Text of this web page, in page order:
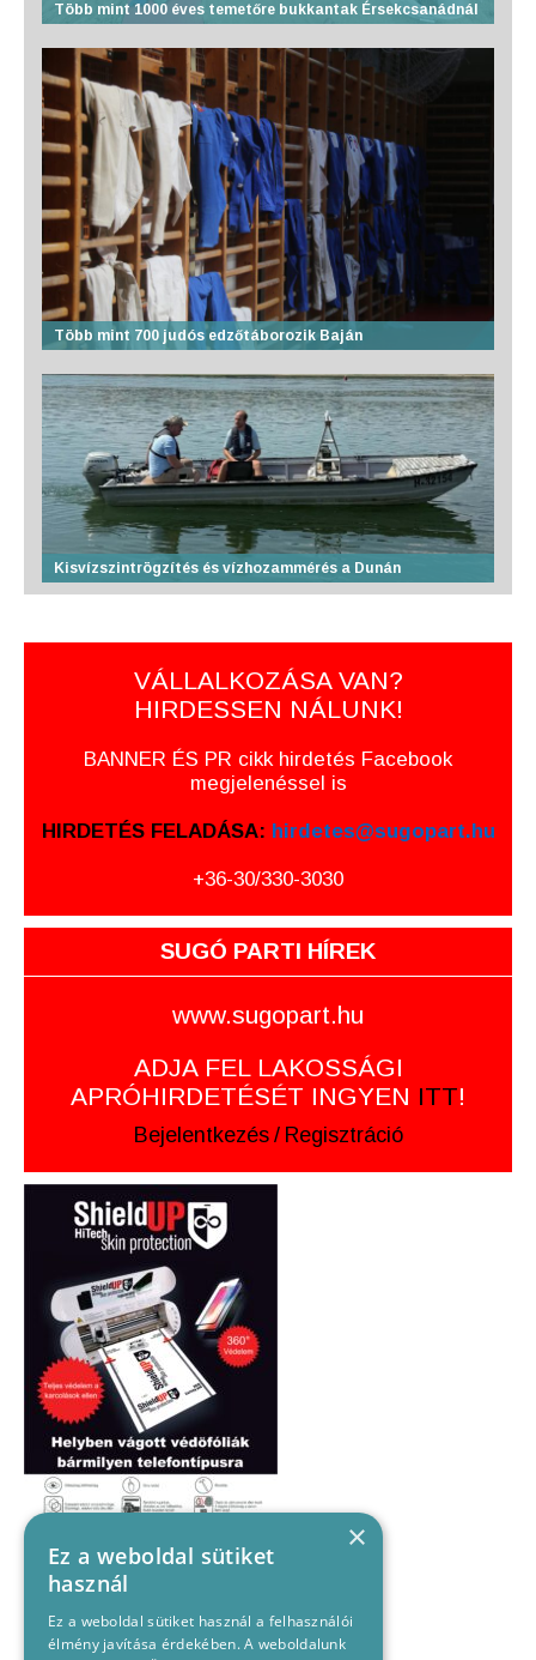
Több mint 1000 éves temetőre bukkantak Érsekcsanádnál
Több mint 700 judós edzőtáborozik Baján
Kisvízszintrögzítés és vízhozammérés a Dunán
VÁLLALKOZÁSA VAN?
HIRDESSEN NÁLUNK!
BANNER ÉS PR cikk hirdetés Facebook
megjelenéssel is
HIRDETÉS FELADÁSA: hirdetes@sugopart.hu
+36-30/330-3030
SUGÓ PARTI HÍREK
www.sugopart.hu
ADJA FEL LAKOSSÁGI
APRÓHIRDETÉSÉT INGYEN ITT!
Bejelentkezés / Regisztráció
×
Ez a weboldal sütiket
használ
Ez a weboldal sütiket használ a felhasználói
élmény javítása érdekében. A weboldalunk